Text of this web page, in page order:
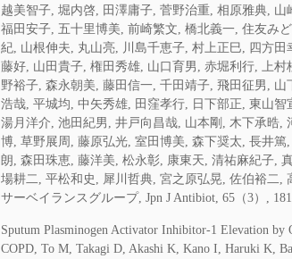
越美智子, 堀内啓, 田澤庸子, 菅野治重, 相原雅典,
福田安子, 五十里博美, 前崎繁文, 橋北義一, 住友み
紀, 山根伸夫, 丸山亮, 川島千恵子, 村上正巳, 四方
藤好, 山田貴子, 権田秀雄, 山口育男, 赤堀利行, 上
野裕子, 森永朝美, 藤田信一, 千田靖子, 飛田征男,
浩哉, 平城均, 中矢秀雄, 田窪孝行, 日下部正, 東山
湯月洋介, 池田紀男, 井戸向昌哉, 山本剛, 木下承晧
博, 草野展周, 藤原弘光, 室田博美, 森下奨太, 長井
朗, 森田珠恵, 藤洋美, 松永彰, 康東天, 清祐麻紀子,
場耕二, 平松和史, 犀川哲典, 宮之原弘晃, 佐伯裕二,
サーベイランスグループ, Jpn J Antibiot, 65（3）,
Sputum Plasminogen Activator Inhibitor-1 Elevation by
COPD, To M, Takagi D, Akashi K, Kano I, Haruki K,